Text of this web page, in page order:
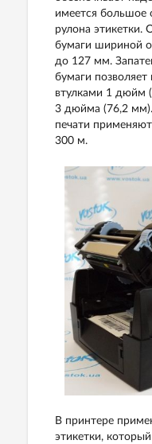
имеется большое
рулона этикетки.
бумаги шириной
до 127 мм.
бумаги
втулками 1 дюйм
3 дюйма (76,2
печати
300 м.
В принтере
этикетки,